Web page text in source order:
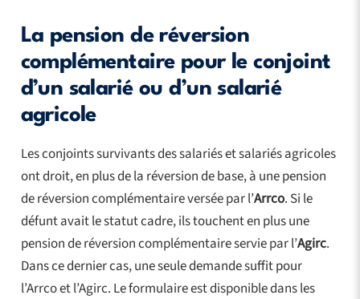
La pension de réversion
complémentaire pour le conjoint
d’un salarié ou d’un salarié
agricole
Les conjoints survivants des salariés et salariés agricoles
ont droit, en plus de la réversion de base, à une pension
de réversion complémentaire versée par l’Arrco. Si le
défunt avait le statut cadre, ils touchent en plus une
pension de réversion complémentaire servie par l’Agirc.
Dans ce dernier cas, une seule demande suffit pour
l’Arrco et l’Agirc. Le formulaire est disponible dans les